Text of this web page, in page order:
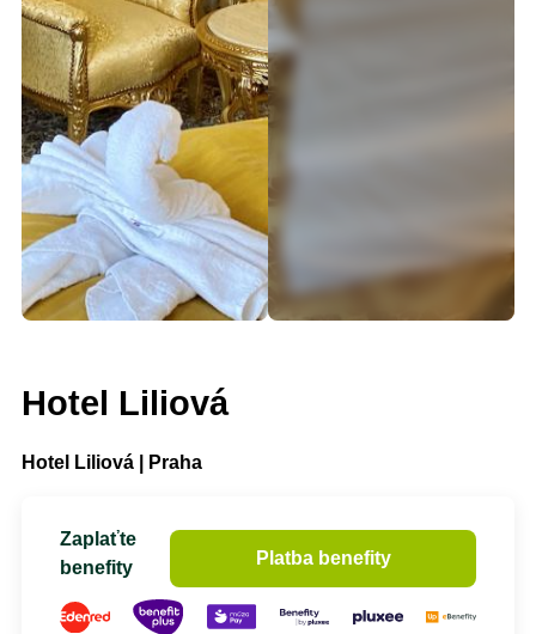
Hotel Liliová
Hotel Liliová | Praha
Zaplaťte
benefity
Platba benefity